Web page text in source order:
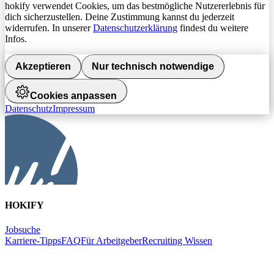
hokify verwendet Cookies, um das bestmögliche Nutzererlebnis für
dich sicherzustellen. Deine Zustimmung kannst du jederzeit
widerrufen. In unsererDatenschutzerklärung findest du weitere
Infos.
Akzeptieren Nur technisch notwendige
Cookies anpassen
DatenschutzImpressum
HOKIFY
Jobsuche
Karriere-TippsFAQFür ArbeitgeberRecruiting Wissen